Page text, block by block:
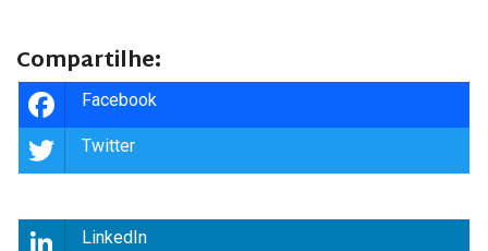
Compartilhe:
Facebook
Twitter
LinkedIn